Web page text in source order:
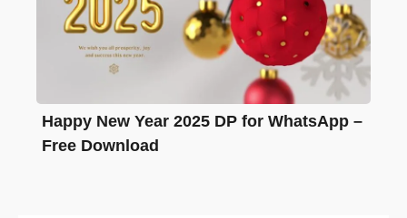
Happy New Year 2025 DP for WhatsApp –
Free Download